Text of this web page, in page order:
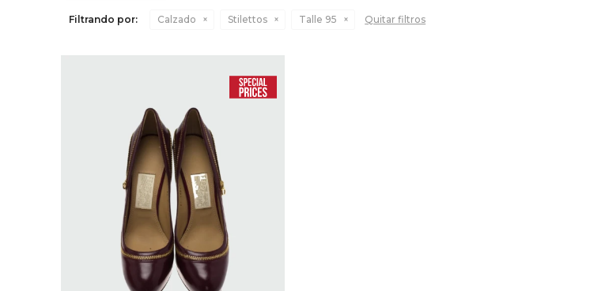
Filtrando por: Calzado Stilettos Talle 95 Quitar filtros